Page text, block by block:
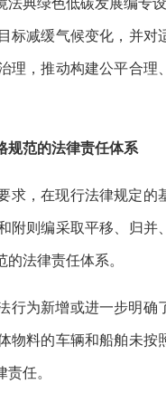
典绿色低碳发展编专
标减缓气候变化，并
理，推动构建公平合
规范的法律责任体系
求，在现行法律规定
附则编采取平移、归
法律责任体系。
行为新增或进一步明
物料的车辆和船舶未
任。